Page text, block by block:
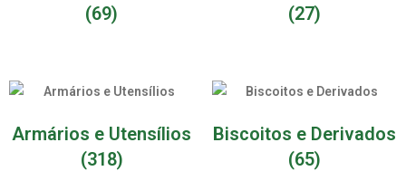
(69)
(27)
Armários e Utensílios
(318)
Biscoitos e Derivados
(65)